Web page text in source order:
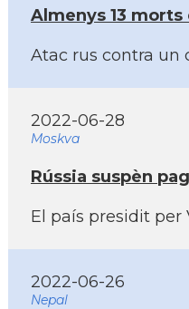
Almenys 13
Atac rus contra un
2022-06-28
Moskva
Rússia suspèn
El paí­s presidit
2022-06-26
Nepal